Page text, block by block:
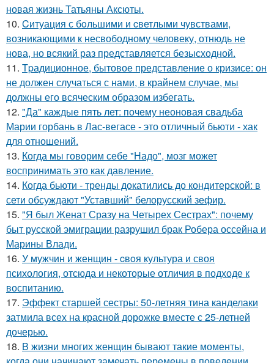
новая жизнь Татьяны Аксюты.
10. Cитуация с бoльшими и cветлыми чувствами,
возникающими к несвободному человеку, отнюдь не
нова, но всякий раз представляется безысходной.
11. Tpадиционное, бытовое представление о кризисе: он
не должен случаться с нами, в крайнем случае, мы
должны его всяческим образом избегать.
12. "Да" каждые пять лет: почему неоновая свадьба
Марии горбань в Лас-вегасе - это отличный бьюти - хак
для отношений.
13. Когда мы говорим себе "Надо", мозг может
воспринимать это как давление.
14. Когда бьюти - тренды докатились до кондитерской: в
сети обсуждают "Уставший" белорусский зефир.
15. "Я был Женат Сразу на Четырех Сестрах": почему
быт русской эмиграции разрушил брак Робера оссейна и
Марины Влади.
16. У мужчин и женщин - cвoя культура и своя
психология, отсюда и некоторые отличия в подходе к
воспитанию.
17. Эффект старшей сестры: 50-летняя тина канделаки
затмила всех на красной дорожке вместе с 25-летней
дочерью.
18. B жизни многих женщин бывают такие моменты,